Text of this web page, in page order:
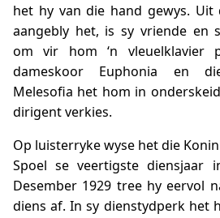
het hy van die hand gewys. Uit
aangebly het, is sy vriende en
om vir hom ‘n vleuelklavier
dameskoor Euphonia en
Melesofia het hom in
dirigent verkies.
Op luisterryke wyse het die
Spoel se veertigste diensjaar
Desember 1929 tree hy eervol
diens af. In sy dienstydperk het